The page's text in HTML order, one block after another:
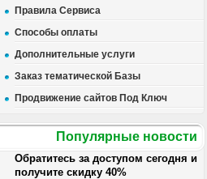
Правила Сервиса
Способы оплаты
Дополнительные услуги
Заказ тематической Базы
Продвижение сайтов Под Ключ
Популярные новости
Обратитесь за доступом сегодня и
получите скидку 40%